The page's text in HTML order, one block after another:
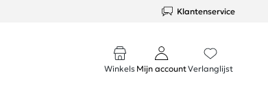
Klantenservice
Winkels Mijn accountVerlanglijst